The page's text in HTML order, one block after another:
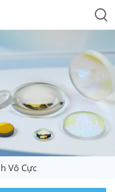
Vô Cực